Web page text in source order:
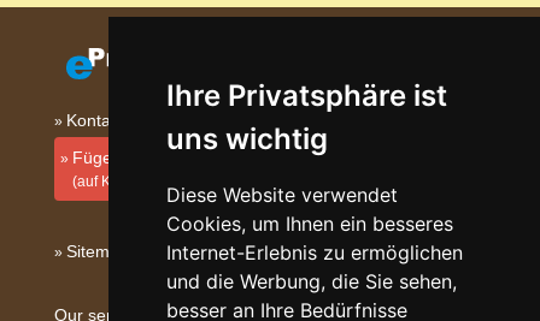
Ihre Privatsphäre ist
uns wichtig
Diese Website verwendet
Cookies, um Ihnen ein besseres
Internet-Erlebnis zu ermöglichen
und die Werbung, die Sie sehen,
besser an Ihre Bedürfnisse
Kontakt
Fügen Sie Ihre Unterkunft hinzu
(auf Kroatisch)
Sitemap
Our servers: